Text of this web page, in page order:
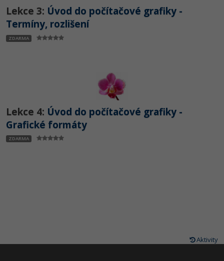
Lekce 3: Úvod do počítačové grafiky -
Termíny, rozlišení
ZDARMA
Lekce 4: Úvod do počítačové grafiky -
Grafické formáty
ZDARMA
Aktivity